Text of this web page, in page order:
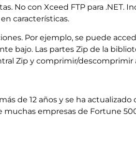
No con Xceed FTP para .NET.
características.
Por ejemplo, se puede
bajo. Las partes Zip de la
Zip y comprimir/
de 12 años y se ha
muchas empresas de Fortune